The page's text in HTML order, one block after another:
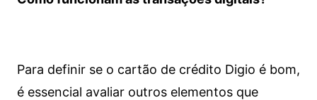
Para definir se o cartão de crédito Digio é bom,
é essencial avaliar outros elementos que